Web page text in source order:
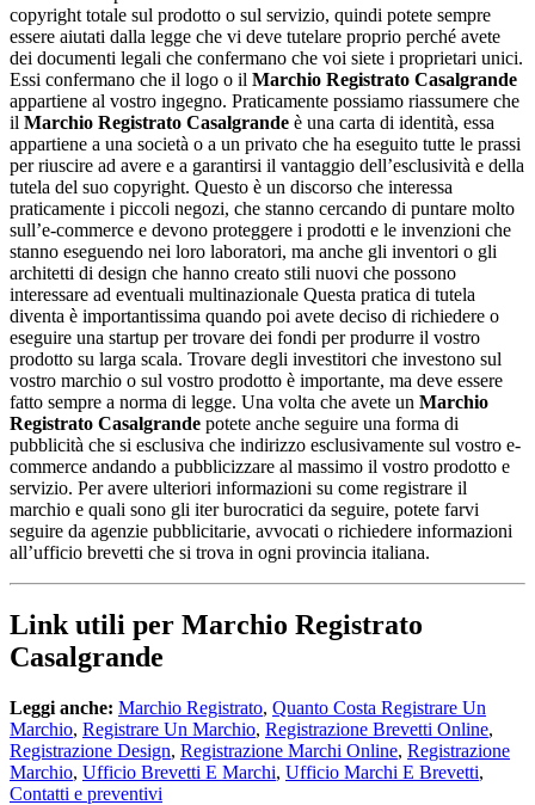
copyright totale sul prodotto o sul servizio, quindi potete sempre
essere aiutati dalla legge che vi deve tutelare proprio perché avete
dei documenti legali che confermano che voi siete i proprietari unici.
Essi confermano che il logo o il Marchio Registrato Casalgrande
appartiene al vostro ingegno. Praticamente possiamo riassumere che
il Marchio Registrato Casalgrande è una carta di identità, essa
appartiene a una società o a un privato che ha eseguito tutte le prassi
per riuscire ad avere e a garantirsi il vantaggio dell’esclusività e della
tutela del suo copyright. Questo è un discorso che interessa
praticamente i piccoli negozi, che stanno cercando di puntare molto
sull’e-commerce e devono proteggere i prodotti e le invenzioni che
stanno eseguendo nei loro laboratori, ma anche gli inventori o gli
architetti di design che hanno creato stili nuovi che possono
interessare ad eventuali multinazionale Questa pratica di tutela
diventa è importantissima quando poi avete deciso di richiedere o
eseguire una startup per trovare dei fondi per produrre il vostro
prodotto su larga scala. Trovare degli investitori che investono sul
vostro marchio o sul vostro prodotto è importante, ma deve essere
fatto sempre a norma di legge. Una volta che avete un Marchio
Registrato Casalgrande potete anche seguire una forma di
pubblicità che si esclusiva che indirizzo esclusivamente sul vostro e-
commerce andando a pubblicizzare al massimo il vostro prodotto e
servizio. Per avere ulteriori informazioni su come registrare il
marchio e quali sono gli iter burocratici da seguire, potete farvi
seguire da agenzie pubblicitarie, avvocati o richiedere informazioni
all’ufficio brevetti che si trova in ogni provincia italiana.
Link utili per Marchio Registrato
Casalgrande
Leggi anche: Marchio Registrato, Quanto Costa Registrare Un
Marchio, Registrare Un Marchio, Registrazione Brevetti Online,
Registrazione Design, Registrazione Marchi Online, Registrazione
Marchio, Ufficio Brevetti E Marchi, Ufficio Marchi E Brevetti,
Contatti e preventivi